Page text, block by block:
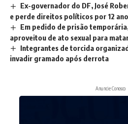
Ex-governador do DF, José
e perde direitos políticos por 12
Em pedido de prisão
aproveitou de ato sexual para
Integrantes de torcida
invadir gramado após derrota
Anuncie Conosco